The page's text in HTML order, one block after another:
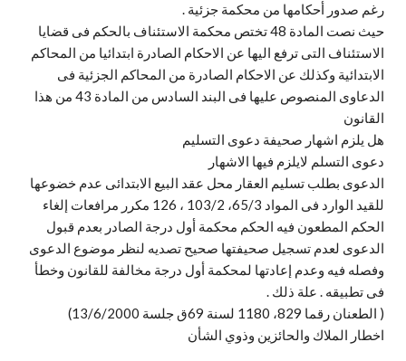
رغم صدور أحكامها من محكمة جزئية .
حيث نصت المادة 48 تختص محكمة الاستئناف بالحكم فى قضايا
الاستئناف التى ترفع اليها عن الاحكام الصادرة ابتدائيا من المحاكم
الابتدائية وكذلك عن الاحكام الصادرة من المحاكم الجزئية فى
الدعاوى المنصوص عليها فى البند السادس من المادة 43 من هذا
القانون
هل يلزم اشهار صحيفة دعوى التسليم
دعوى التسلم لايلزم فيها الاشهار
الدعوى بطلب تسليم العقار محل عقد البيع الابتدائى عدم خضوعها
للقيد الوارد فى المواد 65/3، 103/2 ، 126 مكرر مرافعات إلغاء
الحكم المطعون فيه الحكم محكمة أول درجة الصادر بعدم قبول
الدعوى لعدم تسجيل صحيفتها صحيح تصديه لنظر موضوع الدعوى
وفصله فيه وعدم إعادتها لمحكمة أول درجة مخالفة للقانون وخطأ
فى تطبيقه . علة ذلك .
( الطعنان رقما 829، 1180 لسنة 69ق جلسة 13/6/2000)
اخطار الملاك والحائزين وذوي الشأن